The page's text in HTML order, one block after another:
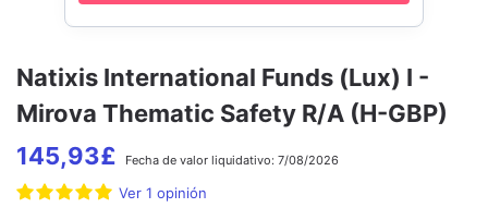
Natixis International Funds (Lux) I -
Mirova Thematic Safety R/A (H-GBP)
145,93£ Fecha de valor liquidativo: 7/08/2026
Ver 1 opinión